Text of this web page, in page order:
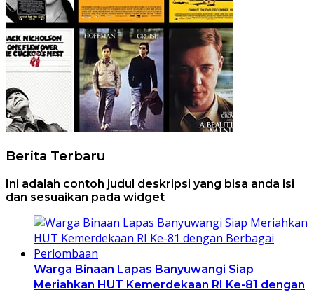
Berita Terbaru
Ini adalah contoh judul deskripsi yang bisa anda isi
dan sesuaikan pada widget
Warga Binaan Lapas Banyuwangi Siap
Meriahkan HUT Kemerdekaan RI Ke-81 dengan